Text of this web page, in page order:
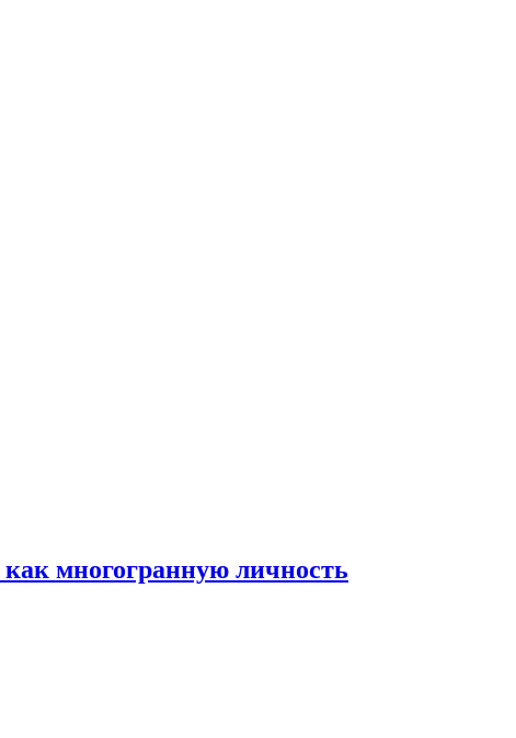
как многогранную личность